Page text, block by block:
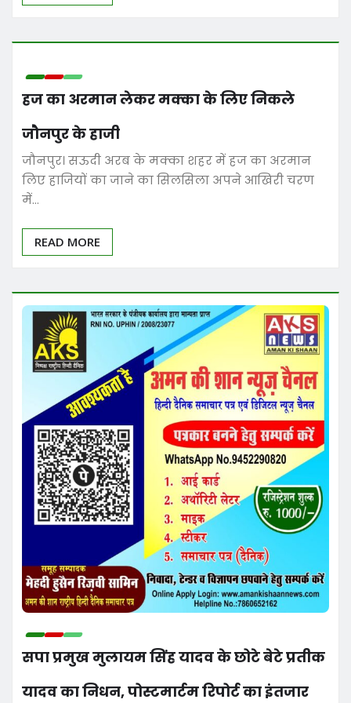
हज का अरमान लेकर मक्का के लिए निकले
जौनपुर के हाजी
जौनपुर। सऊदी अरब के मक्का शहर में हज का अरमान
लिए हाजियों का जाने का सिलसिला अपने आखिरी चरण
में…
READ MORE
सपा प्रमुख मुलायम सिंह यादव के छोटे बेटे प्रतीक
यादव का निधन, पोस्टमार्टम रिपोर्ट का इंतजार